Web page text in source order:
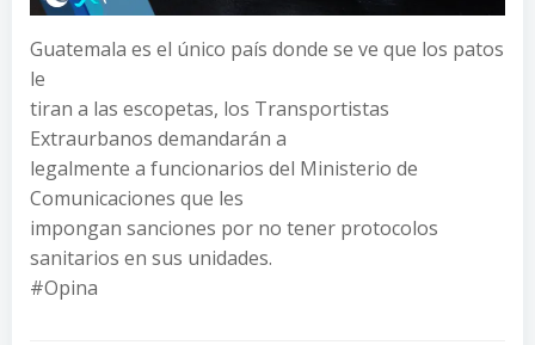
Guatemala es el único país donde se ve que los patos
le
tiran a las escopetas, los Transportistas
Extraurbanos demandarán a
legalmente a funcionarios del Ministerio de
Comunicaciones que les
impongan sanciones por no tener protocolos
sanitarios en sus unidades.
#Opina